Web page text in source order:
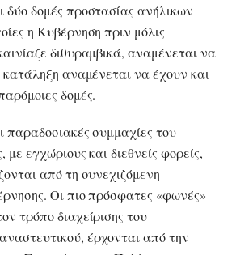
δύο δομές προστασίας ανήλικων
η Κυβέρνηση πριν μόλις
διθυραμβικά, αναμένεται να
κατάληξη αναμένεται να έχουν και
δομές.
παραδοσιακές συμμαχίες του
με εγχώριους και διεθνείς φορείς,
από τη συνεχιζόμενη
Οι πιο πρόσφατες «φωνές»
τρόπο διαχείρισης του
έρχονται από την